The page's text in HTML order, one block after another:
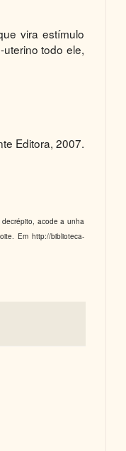
vira estímulo
todo ele,
Editora, 2007.
acode a unha
Em http://biblioteca-